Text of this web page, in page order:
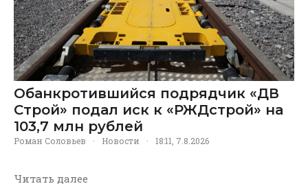
Обанкротившийся подрядчик «ДВ
Строй» подал иск к «РЖДстрой» на
103,7 млн рублей
Роман Соловьев · Новости · 18:11, 7.8.2026
Читать далее